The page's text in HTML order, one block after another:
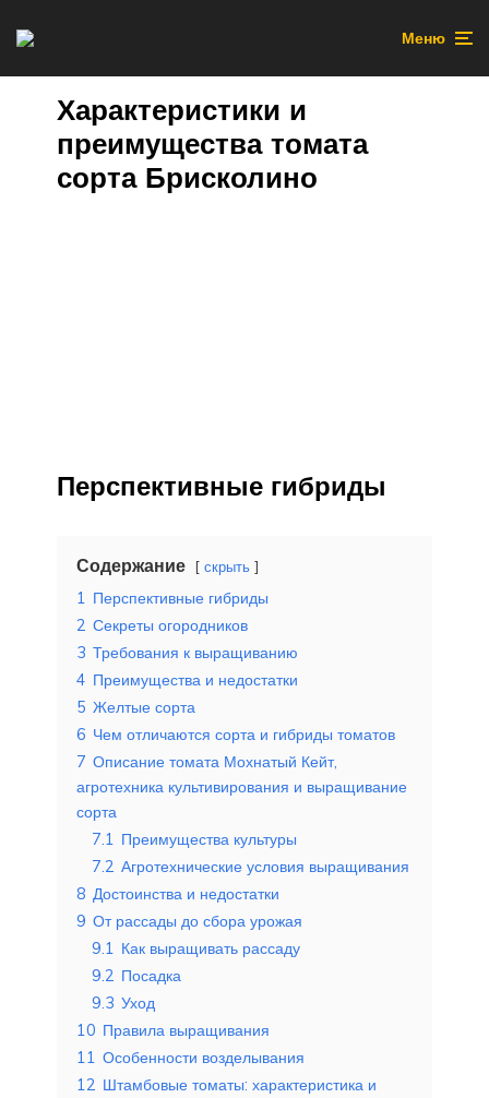
Меню
Характеристики и
преимущества томата
сорта Брисколино
Перспективные гибриды
Содержание скрыть
1 Перспективные гибриды
2 Секреты огородников
3 Требования к выращиванию
4 Преимущества и недостатки
5 Желтые сорта
6 Чем отличаются сорта и гибриды томатов
7 Описание томата Мохнатый Кейт,
агротехника культивирования и выращивание
сорта
7.1 Преимущества культуры
7.2 Агротехнические условия выращивания
8 Достоинства и недостатки
9 От рассады до сбора урожая
9.1 Как выращивать рассаду
9.2 Посадка
9.3 Уход
10 Правила выращивания
11 Особенности возделывания
12 Штамбовые томаты: характеристика и